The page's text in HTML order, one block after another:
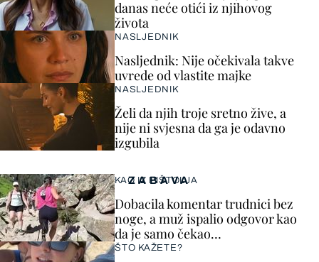
ZABAVA
KAO IZ PIŠTOLJA
Dobacila komentar trudnici bez
noge, a muž ispalio odgovor kao
da je samo čekao…
ŠTO KAŽETE?
danas neće otići iz njihovog
života
NASLJEDNIK
Nasljednik: Nije očekivala takve
uvrede od vlastite majke
NASLJEDNIK
Želi da njih troje sretno žive, a
nije ni svjesna da ga je odavno
izgubila